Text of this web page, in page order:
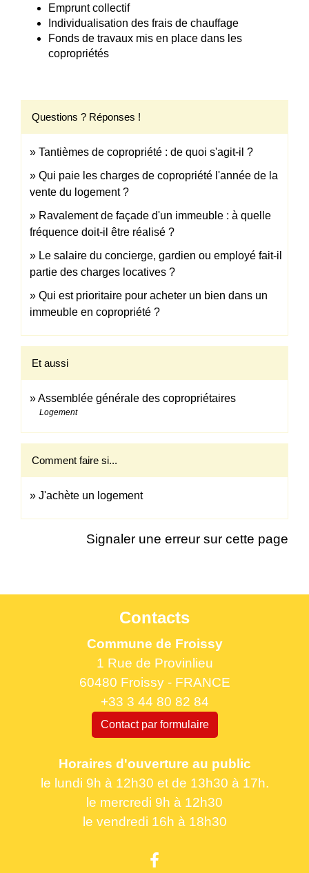
Emprunt collectif
Individualisation des frais de chauffage
Fonds de travaux mis en place dans les
copropriétés
Questions ? Réponses !
Tantièmes de copropriété : de quoi s'agit-il ?
Qui paie les charges de copropriété l'année de la
vente du logement ?
Ravalement de façade d'un immeuble : à quelle
fréquence doit-il être réalisé ?
Le salaire du concierge, gardien ou employé fait-il
partie des charges locatives ?
Qui est prioritaire pour acheter un bien dans un
immeuble en copropriété ?
Et aussi
Assemblée générale des copropriétaires
Logement
Comment faire si...
J'achète un logement
Signaler une erreur sur cette page
Contacts
Commune de Froissy
1 Rue de Provinlieu
60480 Froissy - FRANCE
+33 3 44 80 82 84
Contact par formulaire
Horaires d'ouverture au public
le lundi 9h à 12h30 et de 13h30 à 17h.
le mercredi 9h à 12h30
le vendredi 16h à 18h30